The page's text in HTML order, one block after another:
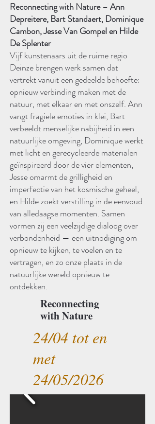
Reconnecting with Nature – Ann
Depreitere, Bart Standaert, Dominique
Cambon, Jesse Van Gompel en Hilde
De Splenter​
Vijf kunstenaars uit de ruime regio
Deinze brengen werk samen dat
vertrekt vanuit een gedeelde behoefte:
opnieuw verbinding maken met de
natuur, met elkaar en met onszelf. Ann
vangt fragiele emoties in klei, Bart
verbeeldt menselijke nabijheid in een
natuurlijke omgeving, Dominique werkt
met licht en gerecycleerde materialen
geïnspireerd door de vier elementen,
Jesse omarmt de grilligheid en
imperfectie van het kosmische geheel,
en Hilde zoekt verstilling in de eenvoud
van alledaagse momenten. Samen
vormen zij een veelzijdige dialoog over
verbondenheid — een uitnodiging om
opnieuw te kijken, te voelen en te
vertragen, en zo onze plaats in de
natuurlijke wereld opnieuw te
ontdekken.
Reconnecting
with Nature
24/04 tot en
met
24/05/2026